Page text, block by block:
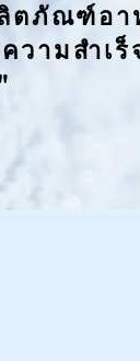
ต ภั ณ ฑ์ อ า
ค ว าม สำ เ ร็